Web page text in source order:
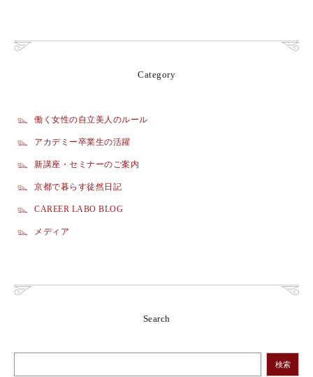
Category
働く女性の自立美人のルール
アカデミー卒業生の活躍
新講座・セミナーのご案内
京都で暮らす徒然日記
CAREER LABO BLOG
メディア
Search
検索